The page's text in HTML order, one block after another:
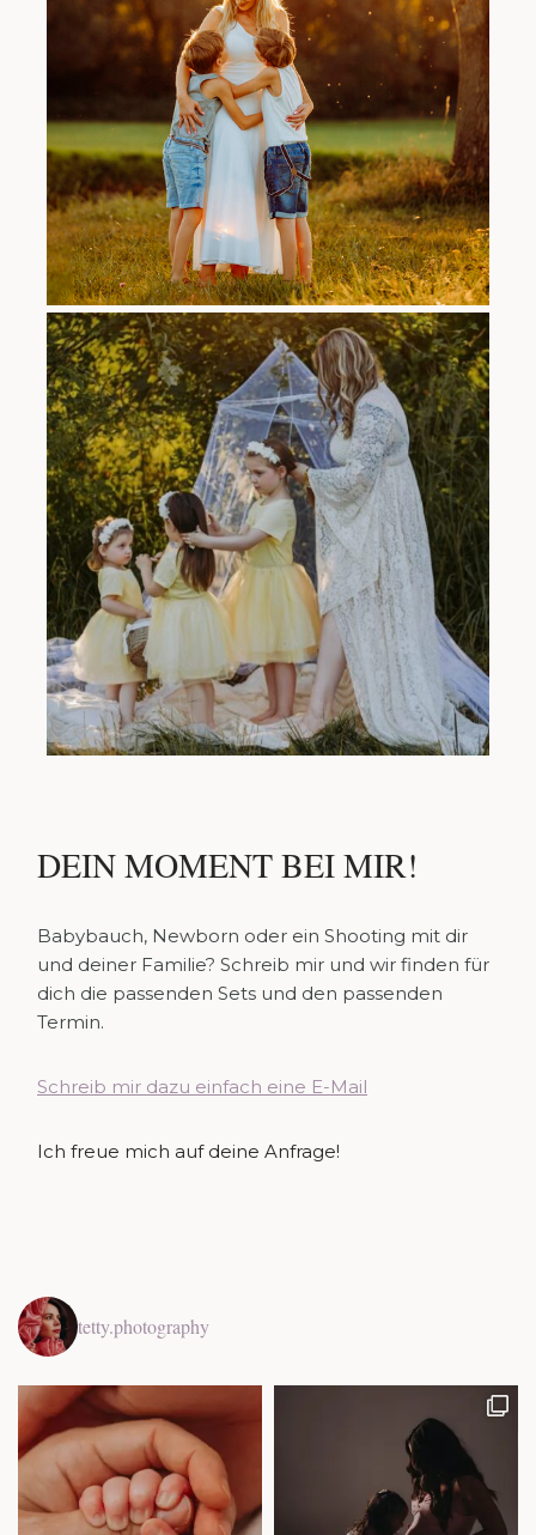
DEIN MOMENT BEI MIR!
Babybauch, Newborn oder ein Shooting mit dir
und deiner Familie? Schreib mir und wir finden für
dich die passenden Sets und den passenden
Termin.
Schreib mir dazu einfach eine E-Mail
Ich freue mich auf deine Anfrage!
tetty.photography